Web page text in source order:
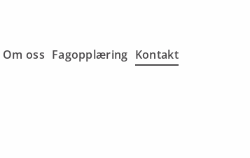
Om oss Fagopplæring Kontakt